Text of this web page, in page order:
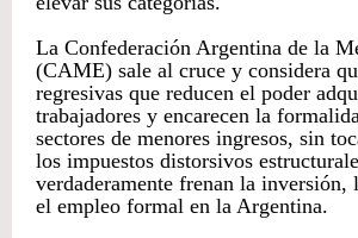
La Confederación Argentina de la
(CAME) sale al cruce y considera
regresivas que reducen el poder
trabajadores y encarecen la
sectores de menores ingresos, sin
los impuestos distorsivos
verdaderamente frenan la inversión,
el empleo formal en la Argentina.